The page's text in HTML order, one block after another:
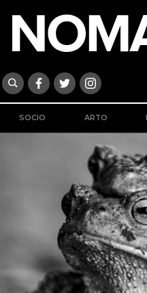
SOCIO ARTO